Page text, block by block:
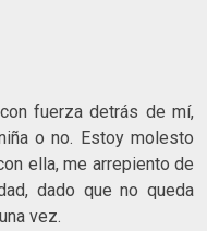
fuerza detrás de mí,
o no. Estoy molesto
ella, me arrepiento de
dado que no queda
vez.